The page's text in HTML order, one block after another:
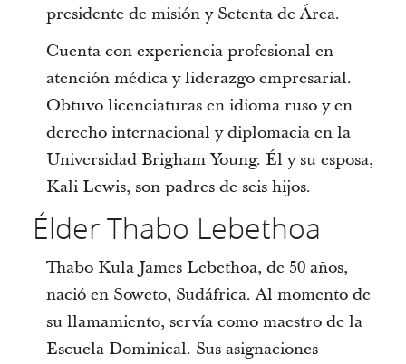
presidente de misión y Setenta de Área.
Cuenta con experiencia profesional en
atención médica y liderazgo empresarial.
Obtuvo licenciaturas en idioma ruso y en
derecho internacional y diplomacia en la
Universidad Brigham Young. Él y su esposa,
Kali Lewis, son padres de seis hijos.
Élder Thabo Lebethoa
Thabo Kula James Lebethoa, de 50 años,
nació en Soweto, Sudáfrica. Al momento de
su llamamiento, servía como maestro de la
Escuela Dominical. Sus asignaciones